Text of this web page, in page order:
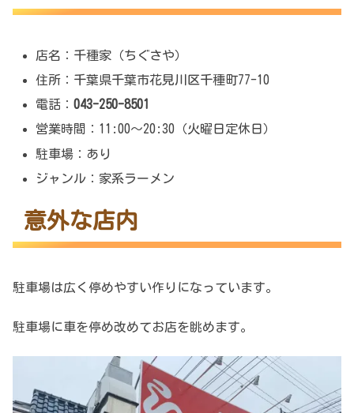
店名：千種家（ちぐさや）
住所：千葉県千葉市花見川区千種町77-10
電話：043-250-8501
営業時間：11:00～20:30（火曜日定休日）
駐車場：あり
ジャンル：家系ラーメン
意外な店内
駐車場は広く停めやすい作りになっています。
駐車場に車を停め改めてお店を眺めます。